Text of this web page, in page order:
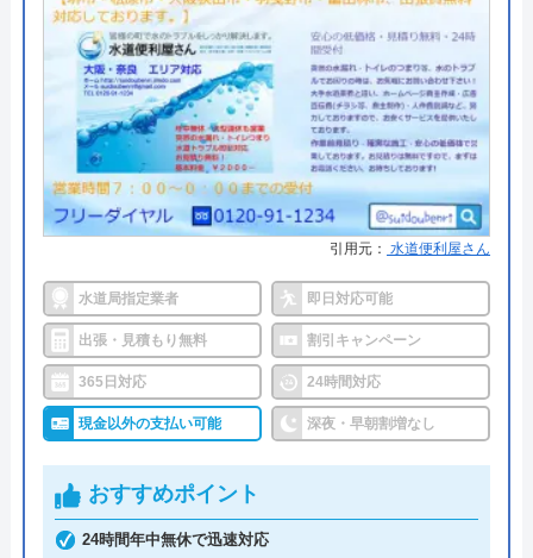
運営会社 株式会社生活救急車
代表者 楯広長
所在地
〒460-0008
名古屋市中区栄1丁目14-15
対応エリア 全国（一部地域を除く）
●支払い方法
現金、クレジットカード、コンビ
ニ後払い、QRコード決済
●累計実績 累計対応件数100万件以上
●保証・保険
PL保険加入1年～5年の無料保証制
度クーリング・オフ制度
詳細は公式HPでご確認ください
水のトラブルサポートセンターがおすすめ
の理由
水のトラブルサポートセンターは、24時間365日年
中無休で営業しています。受付は電話、Web(フォー
ム、チャット)にて対応しています。Webからの見積
方は電話にてご連絡ください。Webから依頼した場
合は送信完了のメールが届き、これが予約完了を意
引用元： 水道便利屋さん
水道局指定業者 即日対応可能
出張・見積もり無料 割引キャンペーン
365日対応 24時間対応
現金以外の支払い可能 深夜・早朝割増なし
おすすめポイント
24時間年中無休で迅速対応